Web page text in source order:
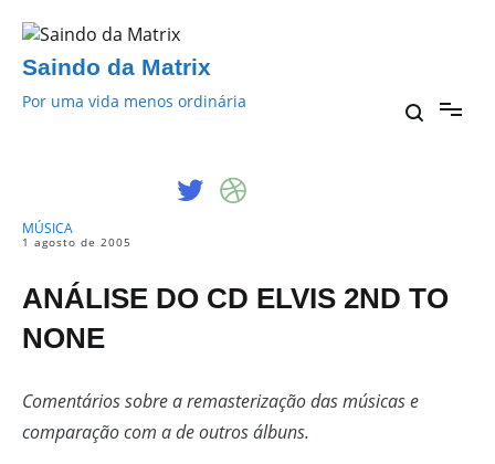
para
Saindo da Matrix
Por uma vida menos ordinária
MÚSICA
1 agosto de 2005
ANÁLISE DO CD ELVIS 2ND TO
NONE
Comentários sobre a remasterização das músicas e
comparação com a de outros álbuns.